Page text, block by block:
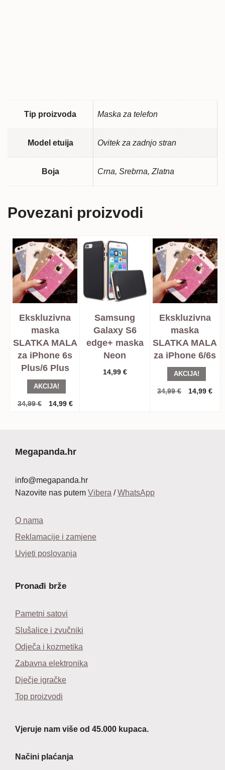
Tip proizvoda Maska za telefon
Model etuija Ovitek za zadnjo stran
Boja Crna, Srebrna, Zlatna
Povezani proizvodi
Ekskluzivna
maska
SLATKA MALA
za iPhone 6s
Plus/6 Plus
AKCIJA!
34,99€
Izvorna
14,99 €Trenutna
Samsung
Galaxy S6
edge+ maska
Neon
14,99 €
Ekskluzivna
maska
SLATKA MALA
za iPhone 6/6s
AKCIJA!
34,99€
Izvorna
14,99€
Megapanda.hr
info@megapanda.hr
Nazovite nas putem Vibera /WhatsApp
O nama
Reklamacije i zamjene
Uvjeti poslovanja
Pronađi brže
Pametni satovi
Slušalice i zvučniki
Odječa i kozmetika
Zabavna elektronika
Dječje igračke
Top proizvodi
Vjeruje nam više od 45.000 kupaca.
Načini plaćanja